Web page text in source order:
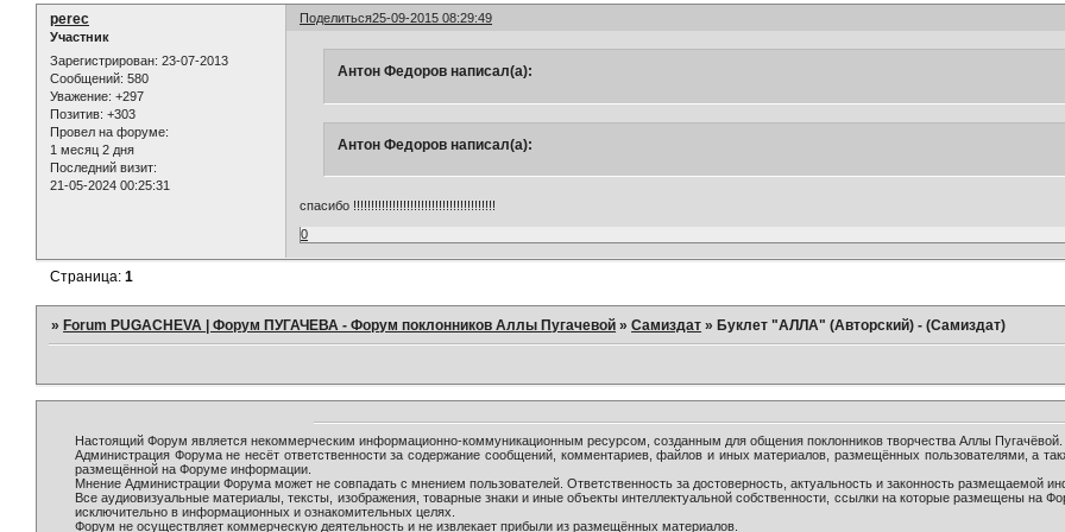
Поделиться25-09-2015 08:29:49
perec
Участник
Зарегистрирован: 23-07-2013
Сообщений: 580
Уважение: +297
Позитив: +303
Провел на форуме:
1 месяц 2 дня
Последний визит:
21-05-2024 00:25:31
Антон Федоров написал(а):
Антон Федоров написал(а):
спасибо !!!!!!!!!!!!!!!!!!!!!!!!!!!!!!!!!!!!!!!!
0
Страница:1
» Forum PUGACHEVA | Форум ПУГАЧЕВА - Форум поклонников Аллы Пугачевой »Самиздат » Буклет "АЛЛА" (Авторский) - (Самиздат)
Настоящий Форум является некоммерческим информационно-коммуникационным ресурсом, созданным для общения поклонников творчества Аллы Пугачёвой.
Администрация Форума не несёт ответственности за содержание сообщений, комментариев, файлов и иных материалов, размещённых пользователями, а
размещённой на Форуме информации.
Мнение Администрации Форума может не совпадать с мнением пользователей. Ответственность за достоверность, актуальность и законность размещаемой
Все аудиовизуальные материалы, тексты, изображения, товарные знаки и иные объекты интеллектуальной собственности, ссылки на которые размещены на
исключительно в информационных и ознакомительных целях.
Форум не осуществляет коммерческую деятельность и не извлекает прибыли из размещённых материалов.